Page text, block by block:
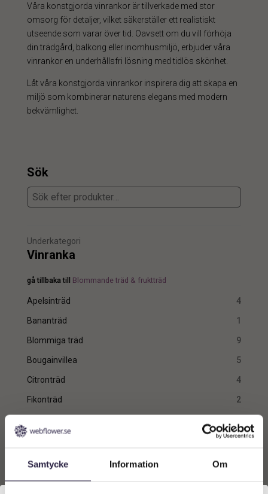
Samtycke Information Om
Våra konstgjorda vinrankor är tillverkade med stor
omsorg för detaljer, vilket säkerställer ett realistiskt
utseende som varar över tid. Oavsett om du vill förhöja
din trädgård, balkong eller inomhusmiljö, erbjuder våra
vinrankor en underhållsfri lösning med tidlös skönhet.
Låt våra konstgjorda vinrankor inspirera dig att skapa en
miljö som kombinerar naturens elegans med modern
bekvämlighet.
Sök
Underkategori
Vinranka
gå tillbaka till Blommande träd & fruktträd
Apelsinträd 4
Bananträd 1
Blommiga träd 9
Bougainvillea 5
Citronträd 4
Fikonträd 2
1
mer (4